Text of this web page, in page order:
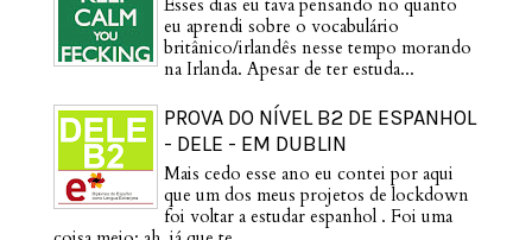
Esses dias eu tava pensando no quanto
eu aprendi sobre o vocabulário
britânico/irlandês nesse tempo morando
na Irlanda. Apesar de ter estuda...
PROVA DO NÍVEL B2 DE ESPANHOL
- DELE - EM DUBLIN
Mais cedo esse ano eu contei por aqui
que um dos meus projetos de lockdown
foi voltar a estudar espanhol . Foi uma